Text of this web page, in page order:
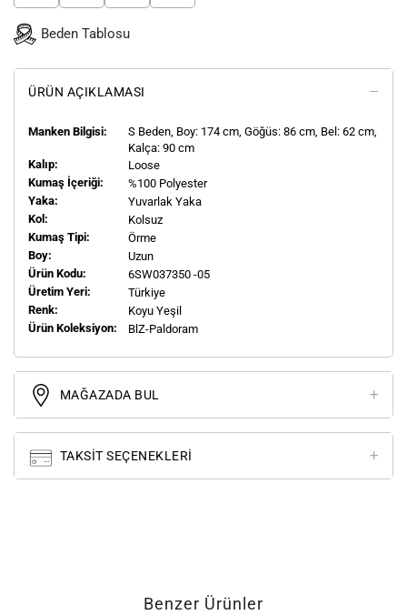
Beden Tablosu
ÜRÜN AÇIKLAMASI
Manken Bilgisi: S Beden, Boy: 174 cm, Göğüs: 86 cm, Bel: 62 cm,
Kalça: 90 cm
Kalıp:
Loose
Kumaş İçeriği:
%100 Polyester
Yaka:
Yuvarlak Yaka
Kol:
Kolsuz
Kumaş Tipi:
Örme
Boy:
Uzun
Ürün Kodu:
6SW037350 -05
Üretim Yeri:
Türkiye
Renk:
Koyu Yeşil
Ürün Koleksiyon:
BlZ-Paldoram
MAĞAZADA BUL
TAKSIT SEÇENEKLERI
Benzer Ürünler